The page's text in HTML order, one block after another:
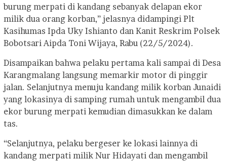
burung merpati di kandang sebanyak delapan ekor
milik dua orang korban,” jelasnya didampingi Plt
Kasihumas Ipda Uky Ishianto dan Kanit Reskrim Polsek
Bobotsari Aipda Toni Wijaya, Rabu (22/5/2024).
Disampaikan bahwa pelaku pertama kali sampai di Desa
Karangmalang langsung memarkir motor di pinggir
jalan. Selanjutnya menuju kandang milik korban Junaidi
yang lokasinya di samping rumah untuk mengambil dua
ekor burung merpati kemudian dimasukkan ke dalam
tas.
“Selanjutnya, pelaku bergeser ke lokasi lainnya di
kandang merpati milik Nur Hidayati dan mengambil